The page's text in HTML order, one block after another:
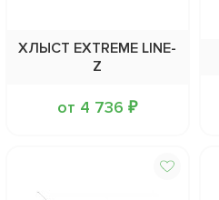
ХЛЫСТ EXTREME LINE-
Z
от 4 736 ₽